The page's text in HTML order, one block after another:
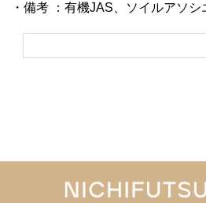
・備考 ：有機JAS、ソイルアソ